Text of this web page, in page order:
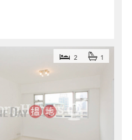
2 1